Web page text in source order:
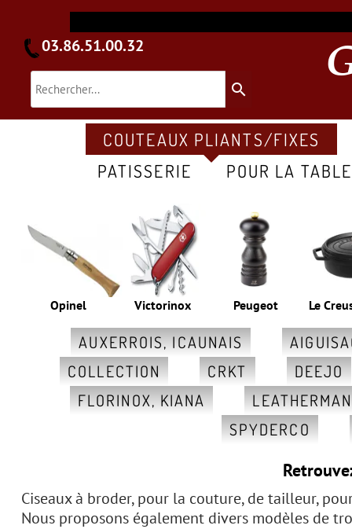
search
AUXERROIS, ICAUNAIS
COLLECTION
CRKT
DEEJO
FLORINOX, KIANA
LEATHERMAN
SPYDERCO
Peugeot Le
Victorinox
Opinel
COUTEAUX PLIANTS/FIXES
PATISSERIE
POUR LA TABLE
03.86.51.00.32
Ciseaux à broder, pour la couture, de tailleur,
Nous proposons également divers modèles de